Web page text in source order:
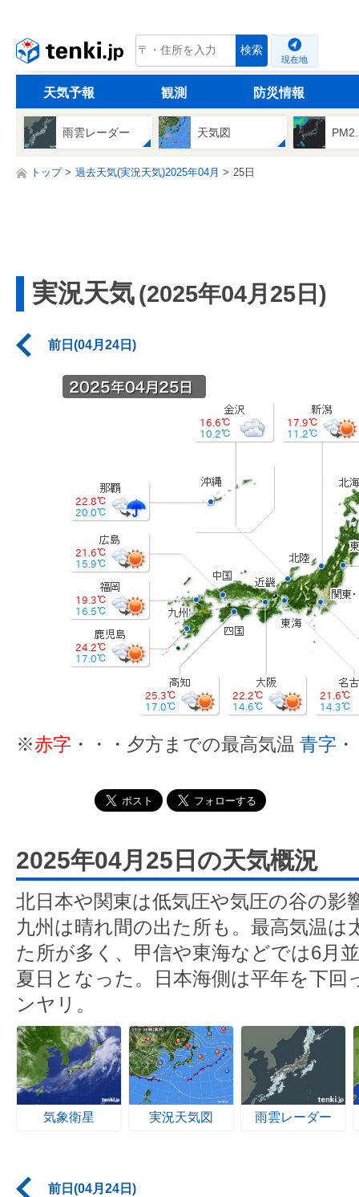
tenki.jp 検索
現在地
天気予報 観測 防災情報
雨雲レーダー 天気図
トップ 過去天気(実況天気)2025年04月 25日
実況天気(2025年04月25日)
前日(04月24日)
※赤字 ・・・夕方までの最高気温 青字
2025年04月25日の天気概況
北日本や関東は低気圧や気圧の谷の影
九州は晴れ間の出た所も。最高気温は
た所が多く、甲信や東海などでは6月
夏日となった。日本海側は平年を下回
ンヤリ。
気象衛星 実況天気図 雨雲レーダー
前日(04月24日)